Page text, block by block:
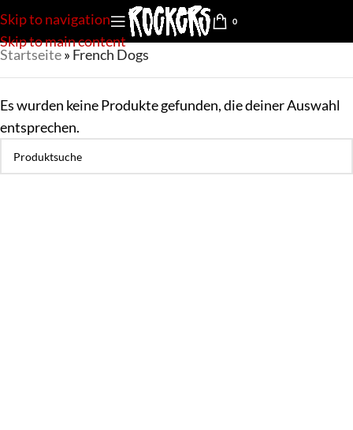
Skip to navigation
Skip to main content
0
Startseite» French Dogs
Es wurden keine Produkte gefunden, die deiner Auswahl
entsprechen.